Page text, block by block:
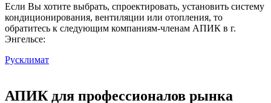
Если Вы хотите выбрать, спроектировать, установить систему
кондиционирования, вентиляции или отопления, то
обратитесь к следующим компаниям-членам АПИК в г.
Энгельсе:
Русклимат
АПИК для профессионалов рынка